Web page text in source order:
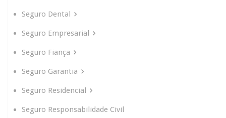
Seguro Dental
Seguro Empresarial
Seguro Fiança
Seguro Garantia
Seguro Residencial
Seguro Responsabilidade Civil